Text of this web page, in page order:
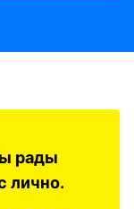
рады
лично.